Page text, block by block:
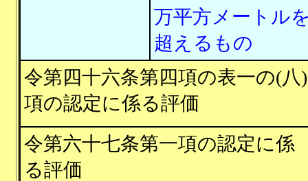
万平方メートル
超えるもの
令第四十六条第四項の表一の(八)
項の認定に係る評価
令第六十七条第一項の認定に係
る評価